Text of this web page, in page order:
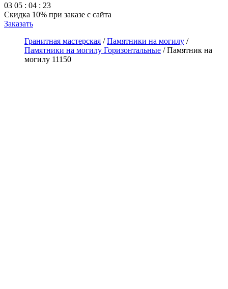
03 05 : 04 : 23
Скидка 10% при заказе с сайта
Заказать
Гранитная мастерская /Памятники на могилу /
Памятники на могилу Горизонтальные /Памятник на
могилу 11150